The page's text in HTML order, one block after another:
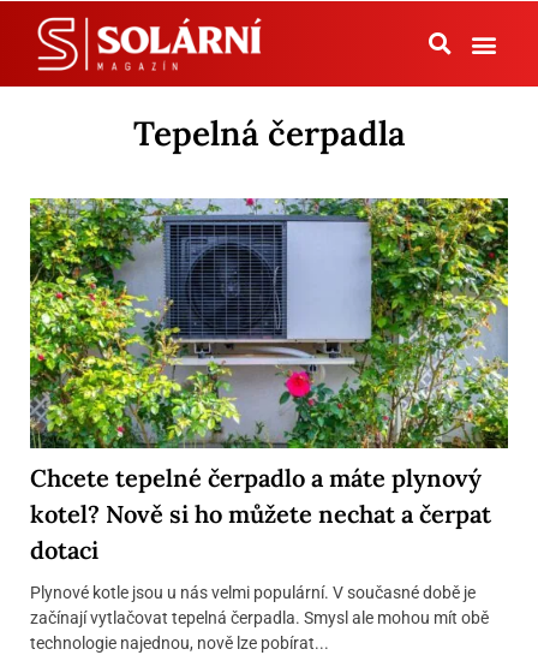
Tepelná čerpadla
Chcete tepelné čerpadlo a máte plynový
kotel? Nově si ho můžete nechat a čerpat
dotaci
Plynové kotle jsou u nás velmi populární. V současné době je
začínají vytlačovat tepelná čerpadla. Smysl ale mohou mít obě
technologie najednou, nově lze pobírat...